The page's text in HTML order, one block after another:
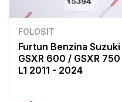
FOLOSIT
Furtun Benzina Suzuki
GSXR 600 / GSXR 750
L1 2011 - 2024